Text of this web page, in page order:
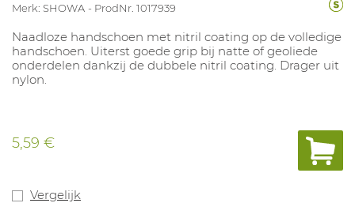
Merk: SHOWA ProdNr. 1017939
Naadloze handschoen met nitril coating op de volledige
handschoen. Uiterst goede grip bij natte of geoliede
onderdelen dankzij de dubbele nitril coating. Drager uit
nylon.
5,59 €
Vergelijk